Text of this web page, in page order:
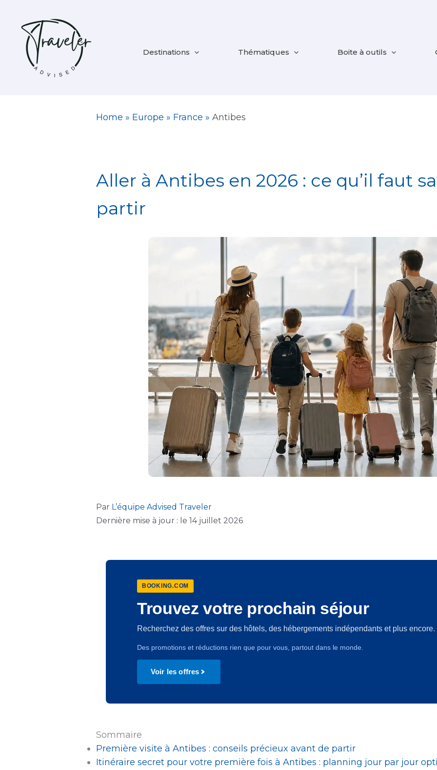
contenu
Destinations Thématiques Boite à outils
Home » Europe » France »Antibes
Aller à Antibes en 2026 : ce qu’il faut
partir
Par L’équipe Advised Traveler
Dernière mise à jour : le 14 juillet 2026
BOOKING.COM
Trouvez votre prochain séjour
Recherchez des offres sur des hôtels, des hébergements indépendants et plus encore.
Des promotions et réductions rien que pour vous, partout dans le monde.
Voir les offres
Sommaire
Première visite à Antibes : conseils précieux avant de partir
Itinéraire secret pour votre première fois à Antibes : planning jour par jour